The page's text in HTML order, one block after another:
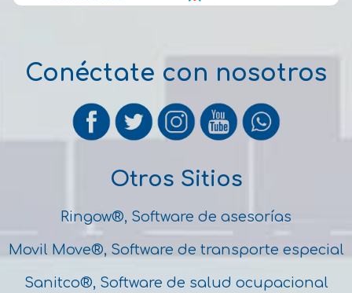
Conéctate con nosotros
Otros Sitios
Ringow®, Software de asesorías
Movil Move®, Software de transporte especial
Sanitco®, Software de salud ocupacional